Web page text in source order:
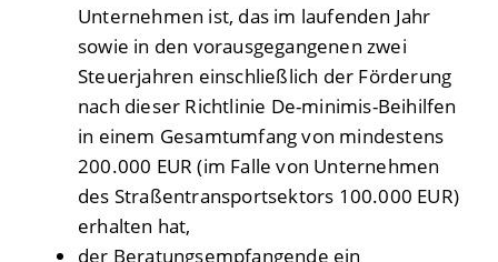
Unternehmen ist, das im laufenden Jahr
sowie in den vorausgegangenen zwei
Steuerjahren einschließlich der Förderung
nach dieser Richtlinie De-minimis-Beihilfen
in einem Gesamtumfang von mindestens
200.000 EUR (im Falle von Unternehmen
des Straßentransportsektors 100.000 EUR)
erhalten hat,
der Beratungsempfangende ein